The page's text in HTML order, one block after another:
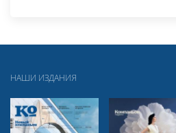
НАШИ ИЗДАНИЯ